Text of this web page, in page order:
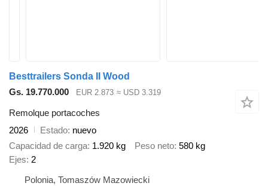
Besttrailers Sonda II Wood
Gs. 19.770.000
EUR 2.873 ≈ USD 3.319
Remolque portacoches
2026
Estado nuevo
Capacidad de carga 1.920 kg Peso neto 580 kg
Ejes 2
Polonia, Tomaszów Mazowiecki